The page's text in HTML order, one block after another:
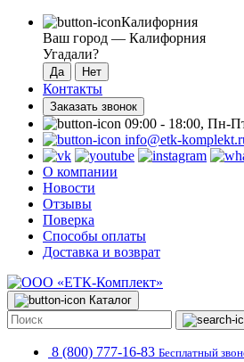
Калифорния
Ваш город — Калифорния
Угадали?
Контакты
Заказать звонок
09:00 - 18:00, Пн-
info@etk-
О компании
Новости
Отзывы
Поверка
Способы оплаты
Доставка и возврат
Каталог
8 (800) 777-16-83 Бесплатный